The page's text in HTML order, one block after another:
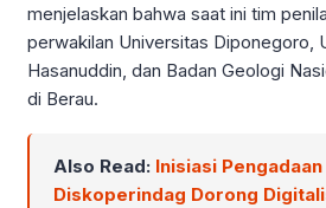
menjelaskan bahwa saat ini tim
perwakilan Universitas Diponegoro,
Hasanuddin, dan Badan Geologi
di Berau.
Also Read: Inisiasi
Diskoperindag Dorong